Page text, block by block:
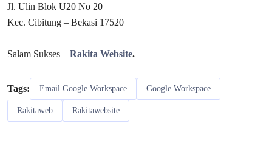
Jl. Ulin Blok U20 No 20
Kec. Cibitung – Bekasi 17520
Salam Sukses – Rakita Website.
Tags: Email Google Workspace Google Workspace
Rakitaweb Rakitawebsite